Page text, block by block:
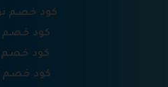
كود خصم
كود خصم
كود خصم
كود